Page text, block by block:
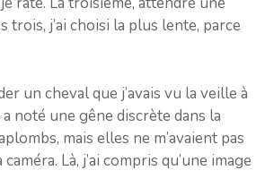
j’ai choisi la plus lente, parce
un cheval que j’avais vu la veille à
noté une gêne discrète dans la
mais elles ne m’avaient pas
Là, j’ai compris qu’une image